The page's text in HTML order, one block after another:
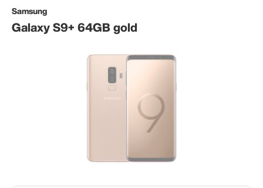
Samsung
Galaxy S9+ 64GB gold